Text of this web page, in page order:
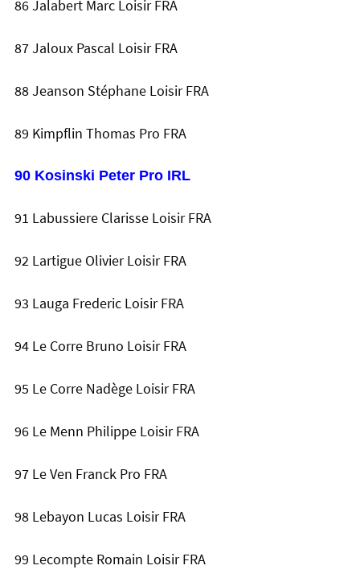
86 Jalabert Marc Loisir FRA
87 Jaloux Pascal Loisir FRA
88 Jeanson Stéphane Loisir FRA
89 Kimpflin Thomas Pro FRA
90 Kosinski Peter Pro IRL
91 Labussiere Clarisse Loisir FRA
92 Lartigue Olivier Loisir FRA
93 Lauga Frederic Loisir FRA
94 Le Corre Bruno Loisir FRA
95 Le Corre Nadège Loisir FRA
96 Le Menn Philippe Loisir FRA
97 Le Ven Franck Pro FRA
98 Lebayon Lucas Loisir FRA
99 Lecompte Romain Loisir FRA